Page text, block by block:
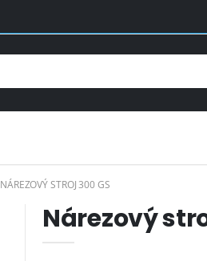
NÁREZOVÝ STROJ 300 GS
Nárezový